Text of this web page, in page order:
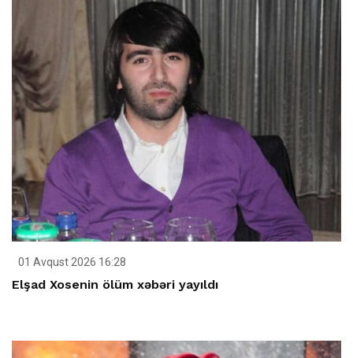
01 Avqust 2026 16:28
Elşad Xosenin ölüm xəbəri yayıldı